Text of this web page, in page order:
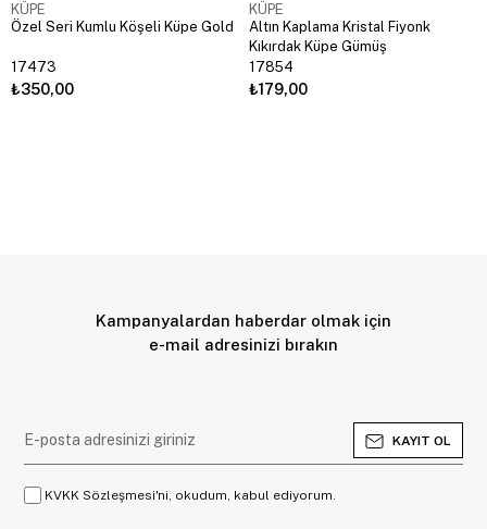
KÜPE
Özel Seri Kumlu Köşeli Küpe Gold
17473
₺350,00
KÜPE
Altın Kaplama Kristal Fiyonk
Kıkırdak Küpe Gümüş
17854
₺179,00
Kampanyalardan haberdar olmak için
e-mail adresinizi bırakın
KAYIT OL
KVKK Sözleşmesi'ni, okudum, kabul ediyorum.